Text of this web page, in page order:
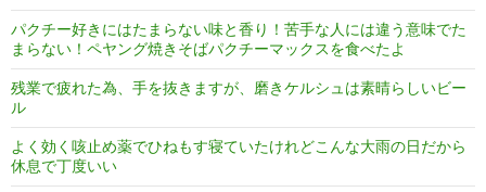
パクチー好きにはたまらない味と香り！苦手な人には違う意味でた
まらない！ペヤング焼きそばパクチーマックスを食べたよ
残業で疲れた為、手を抜きますが、磨きケルシュは素晴らしいビー
ル
よく効く咳止め薬でひねもす寝ていたけれどこんな大雨の日だから
休息で丁度いい